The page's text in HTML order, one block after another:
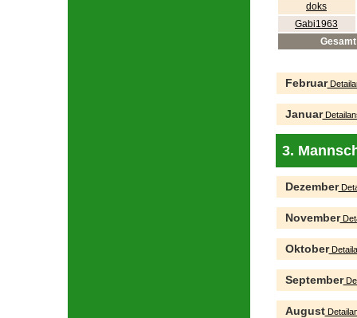
doks
Gabi1963
Gesamt
Februar
Januar
3.
Dezember
November
Oktober
September
August